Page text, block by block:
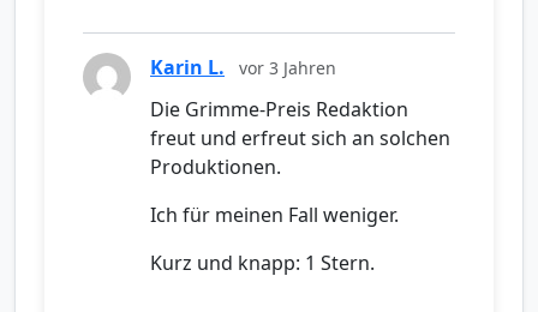
Karin L. vor 3 Jahren
Die Grimme-Preis Redaktion
freut und erfreut sich an solchen
Produktionen.
Ich für meinen Fall weniger.
Kurz und knapp: 1 Stern.